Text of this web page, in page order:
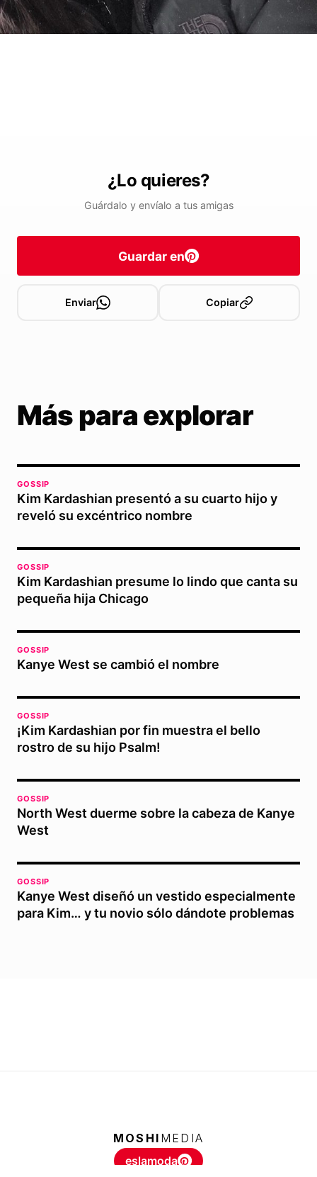
¿Lo quieres?
Guárdalo y envíalo a tus amigas
Guardar en
Enviar Copiar
Más para explorar
GOSSIP
Kim Kardashian presentó a su cuarto hijo y
reveló su excéntrico nombre
GOSSIP
Kim Kardashian presume lo lindo que canta su
pequeña hija Chicago
GOSSIP
Kanye West se cambió el nombre
GOSSIP
¡Kim Kardashian por fin muestra el bello
rostro de su hijo Psalm!
GOSSIP
North West duerme sobre la cabeza de Kanye
West
GOSSIP
Kanye West diseñó un vestido especialmente
para Kim… y tu novio sólo dándote problemas
MOSHI MEDIA
eslamoda